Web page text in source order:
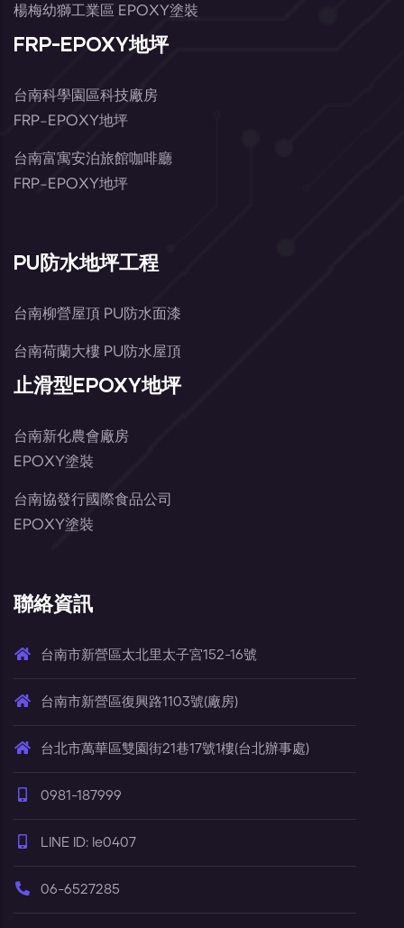
楊梅幼獅工業區 EPOXY塗裝
FRP-EPOXY地坪
台南科學園區科技廠房
FRP-EPOXY地坪
台南富寓安泊旅館咖啡廳
FRP-EPOXY地坪
PU防水地坪工程
台南柳營屋頂 PU防水面漆
台南荷蘭大樓 PU防水屋頂
止滑型EPOXY地坪
台南新化農會廠房
EPOXY塗裝
台南協發行國際食品公司
EPOXY塗裝
聯絡資訊
台南市新營區太北里太子宮152-16號
台南市新營區復興路1103號(廠房)
台北市萬華區雙園街21巷17號1樓(台北辦事處)
0981-187999
LINE ID: le0407
06-6527285